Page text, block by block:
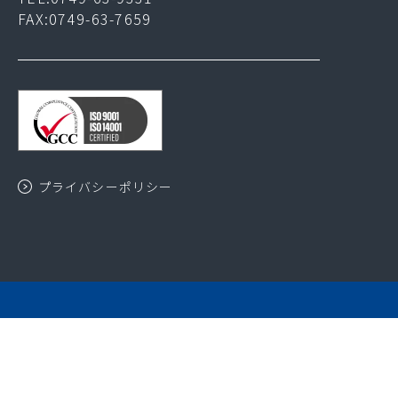
FAX:0749-63-7659
プライバシーポリシー